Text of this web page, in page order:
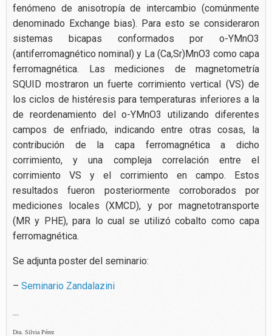
fenómeno de anisotropía de intercambio (comúnmente
denominado Exchange bias). Para esto se consideraron
sistemas bicapas conformados por o-YMnO3
(antiferromagnético nominal) y La (Ca,Sr)MnO3 como capa
ferromagnética. Las mediciones de magnetometría
SQUID mostraron un fuerte corrimiento vertical (VS) de
los ciclos de histéresis para temperaturas inferiores a la
de reordenamiento del o-YMnO3 utilizando diferentes
campos de enfriado, indicando entre otras cosas, la
contribución de la capa ferromagnética a dicho
corrimiento, y una compleja correlación entre el
corrimiento VS y el corrimiento en campo. Estos
resultados fueron posteriormente corroborados por
mediciones locales (XMCD), y por magnetotransporte
(MR y PHE), para lo cual se utilizó cobalto como capa
ferromagnética.
Se adjunta poster del seminario:
– Seminario Zandalazini
—
Dra. Silvia Pérez